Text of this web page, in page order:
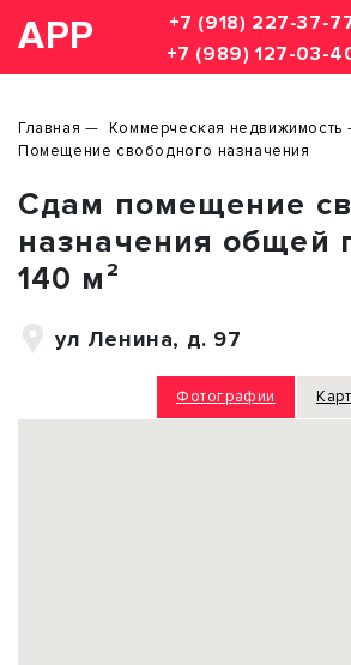
АРР
+7 (918) 227-37-
+7 (989) 127-03-
Главная Коммерческая недвижимость
Помещение свободного назначения
Сдам помещение
назначения общей
140 м²
ул Ленина, д. 97
Фотографии